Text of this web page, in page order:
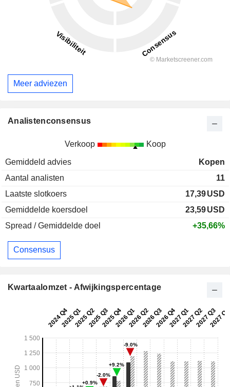
Meer adviezen
Analistenconsensus
Verkoop Koop
Gemiddeld advies
Kopen
Aantal analisten
11
Laatste slotkoers
17,39USD
Gemiddelde koersdoel
23,59USD
Spread / Gemiddelde doel
+35,66%
Consensus
Kwartaalomzet - Afwijkingspercentage